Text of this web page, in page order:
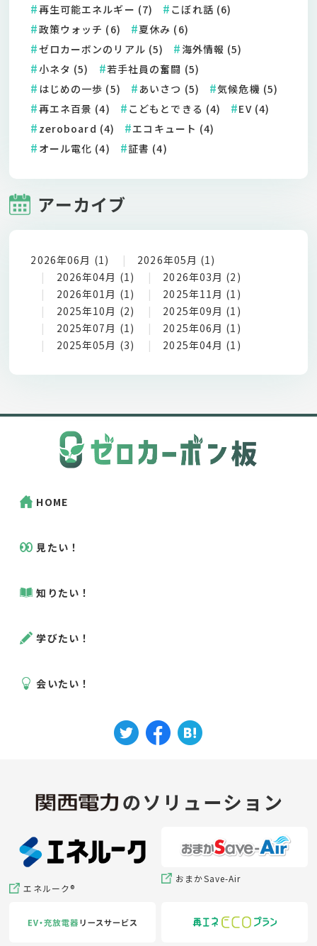
再生可能エネルギー (7)
こぼれ話 (6)
政策ウォッチ (6)
夏休み (6)
ゼロカーボンのリアル (5)
海外情報 (5)
小ネタ (5)
若手社員の奮闘 (5)
はじめの一歩 (5)
あいさつ (5)
気候危機 (5)
再エネ百景 (4)
こどもとできる (4)
EV (4)
zeroboard (4)
エコキュート (4)
オール電化 (4)
証書 (4)
アーカイブ
2026年06月 (1)
2026年05月 (1)
2026年04月 (1)
2026年03月 (2)
2026年01月 (1)
2025年11月 (1)
2025年10月 (2)
2025年09月 (1)
2025年07月 (1)
2025年06月 (1)
2025年05月 (3)
2025年04月 (1)
HOME
見たい！
知りたい！
学びたい！
会いたい！
エネルーク®
おまかSave-Air